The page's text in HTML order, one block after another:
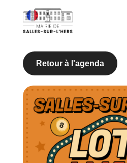
Retour à l'agenda